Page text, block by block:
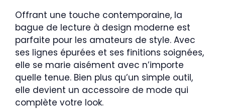
Offrant une touche contemporaine, la
bague de lecture à design moderne est
parfaite pour les amateurs de style. Avec
ses lignes épurées et ses finitions soignées,
elle se marie aisément avec n’importe
quelle tenue. Bien plus qu’un simple outil,
elle devient un accessoire de mode qui
complète votre look.